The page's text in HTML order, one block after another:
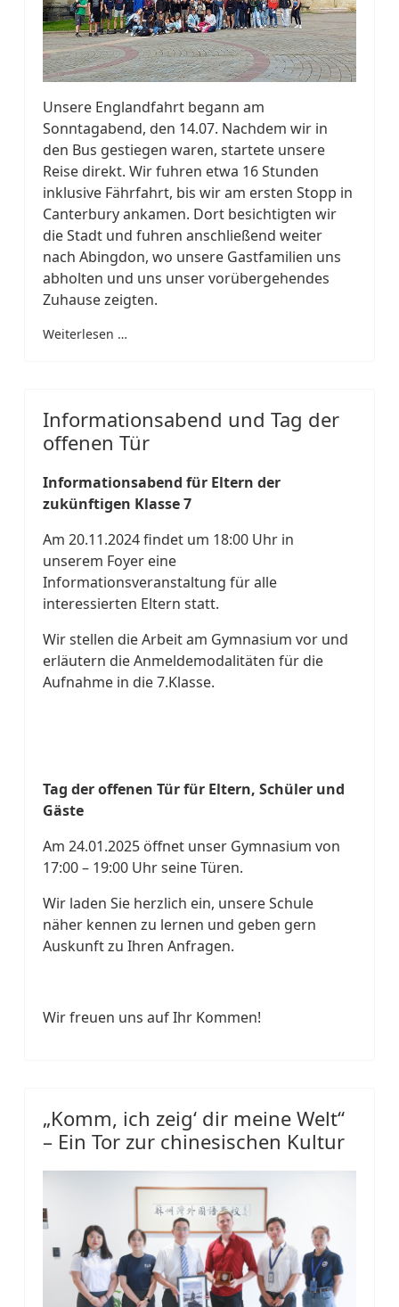
Unsere Englandfahrt begann am
Sonntagabend, den 14.07. Nachdem wir in
den Bus gestiegen waren, startete unsere
Reise direkt. Wir fuhren etwa 16 Stunden
inklusive Fährfahrt, bis wir am ersten Stopp in
Canterbury ankamen. Dort besichtigten wir
die Stadt und fuhren anschließend weiter
nach Abingdon, wo unsere Gastfamilien uns
abholten und uns unser vorübergehendes
Zuhause zeigten.
Weiterlesen …
Informationsabend und Tag der
offenen Tür
Informationsabend für Eltern der
zukünftigen Klasse 7
Am 20.11.2024 findet um 18:00 Uhr in
unserem Foyer eine
Informationsveranstaltung für alle
interessierten Eltern statt.
Wir stellen die Arbeit am Gymnasium vor und
erläutern die Anmeldemodalitäten für die
Aufnahme in die 7.Klasse.
Tag der offenen Tür für Eltern, Schüler und
Gäste
Am 24.01.2025 öffnet unser Gymnasium von
17:00 – 19:00 Uhr seine Türen.
Wir laden Sie herzlich ein, unsere Schule
näher kennen zu lernen und geben gern
Auskunft zu Ihren Anfragen.
Wir freuen uns auf Ihr Kommen!
„Komm, ich zeig‘ dir meine Welt“
– Ein Tor zur chinesischen Kultur